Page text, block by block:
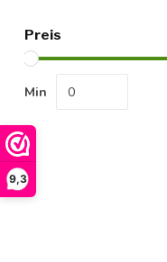
9,3
Preis
Min